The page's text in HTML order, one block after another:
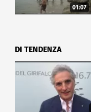
01:07
DI TENDENZA